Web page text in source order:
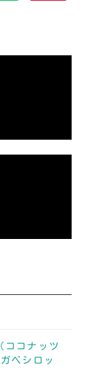
ココナッツ
ベシロッ